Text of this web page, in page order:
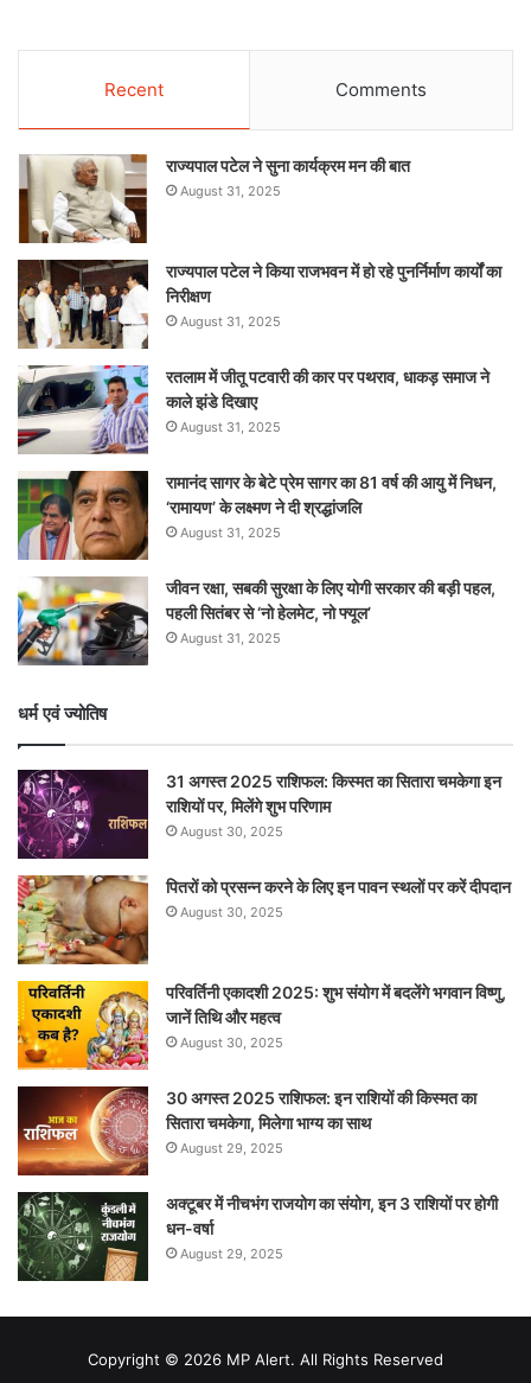
Recent Comments
राज्यपाल पटेल ने सुना कार्यक्रम मन की बात
August 31, 2025
राज्यपाल पटेल ने किया राजभवन में हो रहे पुनर्निर्माण कार्यों का
निरीक्षण
August 31, 2025
रतलाम में जीतू पटवारी की कार पर पथराव, धाकड़ समाज ने
काले झंडे दिखाए
August 31, 2025
रामानंद सागर के बेटे प्रेम सागर का 81 वर्ष की आयु में निधन,
‘रामायण’ के लक्ष्मण ने दी श्रद्धांजलि
August 31, 2025
जीवन रक्षा, सबकी सुरक्षा के लिए योगी सरकार की बड़ी पहल,
पहली सितंबर से ‘नो हेलमेट, नो फ्यूल’
August 31, 2025
धर्म एवं ज्योतिष
31 अगस्त 2025 राशिफल: किस्मत का सितारा चमकेगा इन
राशियों पर, मिलेंगे शुभ परिणाम
August 30, 2025
पितरों को प्रसन्न करने के लिए इन पावन स्थलों पर करें दीपदान
August 30, 2025
परिवर्तिनी एकादशी 2025: शुभ संयोग में बदलेंगे भगवान विष्णु,
जानें तिथि और महत्व
August 30, 2025
30 अगस्त 2025 राशिफल: इन राशियों की किस्मत का
सितारा चमकेगा, मिलेगा भाग्य का साथ
August 29, 2025
अक्टूबर में नीचभंग राजयोग का संयोग, इन 3 राशियों पर होगी
धन-वर्षा
August 29, 2025
Copyright © 2026 MP Alert. All Rights Reserved